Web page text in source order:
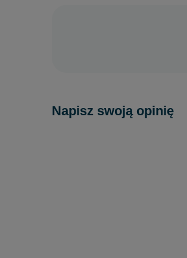
Napisz swoją opinię